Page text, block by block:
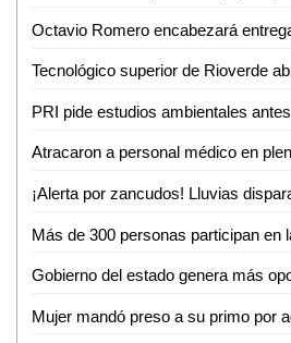
Atracaron a personal médico en
Mujer mandó preso a su primo por